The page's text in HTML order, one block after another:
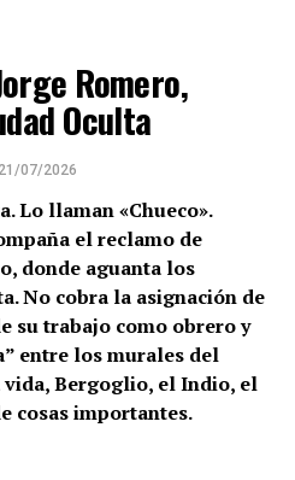
Romero,
Oculta
21/07/2026
Lo llaman «Chueco».
el reclamo de
donde aguanta los
No cobra la asignación de
su trabajo como obrero y
entre los murales del
Bergoglio, el Indio, el
cosas importantes.